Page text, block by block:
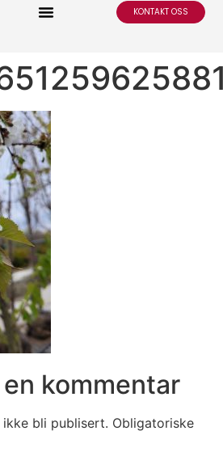
KONTAKT OSS
kommentar
bli publisert. Obligatoriske